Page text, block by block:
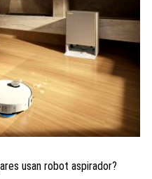
usan robot aspirador?